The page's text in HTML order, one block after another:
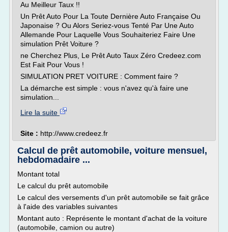
Au Meilleur Taux !!
Un Prêt Auto Pour La Toute Dernière Auto Française Ou
Japonaise ? Ou Alors Seriez-vous Tenté Par Une Auto
Allemande Pour Laquelle Vous Souhaiteriez Faire Une
simulation Prêt Voiture ?
ne Cherchez Plus, Le Prêt Auto Taux Zéro Credeez.com
Est Fait Pour Vous !
SIMULATION PRET VOITURE : Comment faire ?
La démarche est simple : vous n'avez qu'à faire une
simulation...
Lire la suite
Site : http://www.credeez.fr
Calcul de prêt automobile, voiture mensuel,
hebdomadaire ...
Montant total
Le calcul du prêt automobile
Le calcul des versements d'un prêt automobile se fait grâce
à l'aide des variables suivantes
Montant auto : Représente le montant d'achat de la voiture
(automobile, camion ou autre)